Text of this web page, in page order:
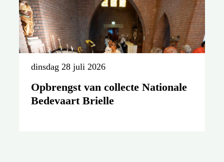
dinsdag 28 juli 2026
Opbrengst van collecte Nationale
Bedevaart Brielle